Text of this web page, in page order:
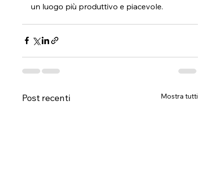
un luogo più produttivo e piacevole.
Post recenti Mostra tutti